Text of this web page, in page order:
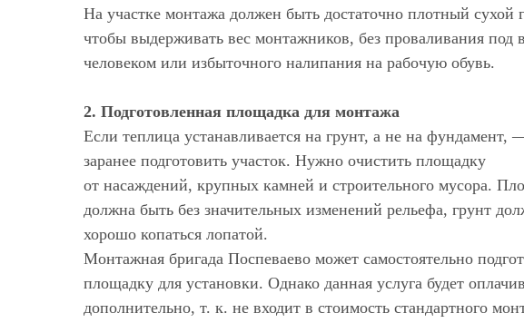
На участке монтажа должен быть достаточно плотный сухой
чтобы выдерживать вес монтажников, без проваливания под
человеком или избыточного налипания на рабочую обувь.
2. Подготовленная площадка для монтажа
Если теплица устанавливается на грунт, а не на фундамент,
заранее подготовить участок. Нужно очистить площадку
от насаждений, крупных камней и строительного мусора.
должна быть без значительных изменений рельефа, грунт
хорошо копаться лопатой.
Монтажная бригада Поспеваево может самостоятельно
площадку для установки. Однако данная услуга будет
дополнительно, т. к. не входит в стоимость стандартного